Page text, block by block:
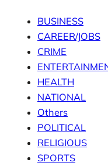
BUSINESS
CAREER/JOBS
CRIME
HEALTH
NATIONAL
Others
POLITICAL
RELIGIOUS
SPORTS